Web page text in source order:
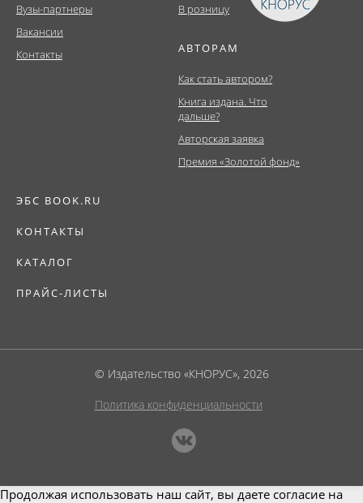
Вузы-партнеры
Вакансии
Контакты
В розницу
АВТОРАМ
Как стать автором?
Книга издана. Что
дальше?
Авторская заявка
Премия «Золотой фонд»
ЭБС BOOK.RU
КОНТАКТЫ
КАТАЛОГ
ПРАЙС-ЛИСТЫ
© Издательство «КНОРУС», 2026
Политика конфиденциальности
Продолжая использовать наш сайт, вы даете согласие на